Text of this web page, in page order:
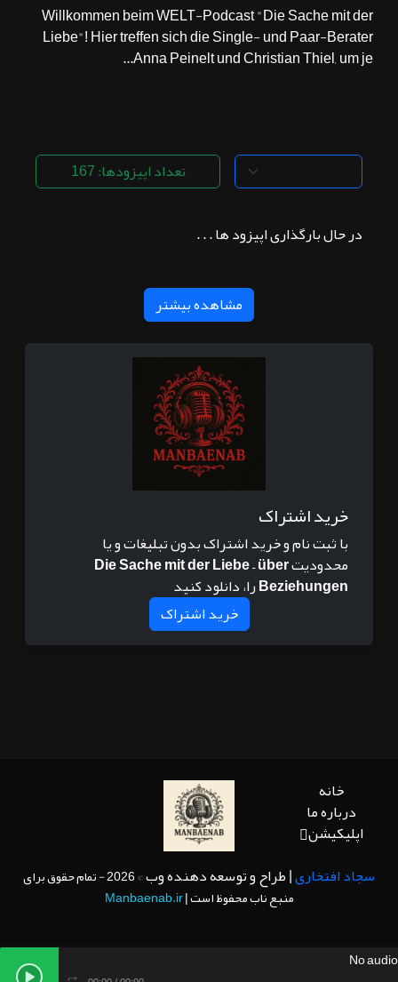
Willkommen beim WELT-Podcast "Die Sache mit der
Liebe"! Hier treffen sich die Single- und Paar-Berater
Anna Peinelt und Christian Thiel, um je...
No audio
تعداد اپیزودها: 167
در حال بارگذاری اپیزود ها . . .
مشاهده بیشتر
خرید اشتراک
با ثبت نام و خرید اشتراک بدون تبلیغات و یا
محدودیتDie Sache mit der Liebe – über
Beziehungenرا، دانلود کنید
خرید اشتراک
خانه
درباره ما
اپلیکیشن
سجاد افتخاری| طراح و توسعه دهنده وب
© 2026 - تمام حقوق برای
منبع ناب محفوظ است |Manbaenab.ir